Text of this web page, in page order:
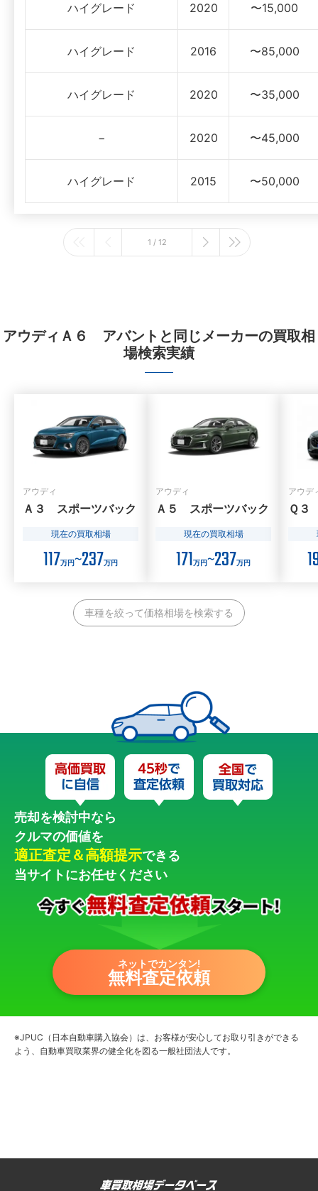
ハイグレード 2020 〜15,000
ハイグレード 2016 〜85,000
ハイグレード 2020 〜35,000
− 2020 〜45,000
ハイグレード 2015 〜50,000
1 / 12
アウディＡ６ アバントと同じメーカーの買取相
場検索実績
アウディ
Ａ３ スポーツバック
現在の買取相場
117万円〜237万円
アウディ
Ａ５ スポーツバック
現在の買取相場
171万円〜237万円
アウデ
Ｑ３
車種を絞って価格相場を検索する
売却を検討中なら
クルマの価値を
適正査定＆高額提示できる
当サイトにお任せください
ネットでカンタン!
無料査定依頼
※JPUC（日本自動車購入協会）は、お客様が安心してお取り引きができる
よう、自動車買取業界の健全化を図る一般社団法人です。